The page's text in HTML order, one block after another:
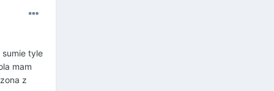
sumie tyle
mam
z